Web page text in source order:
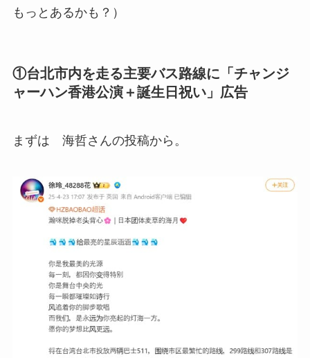
もっとあるかも？）
①台北市内を走る主要バス路線に「チャンジ
ャーハン香港公演＋誕生日祝い」広告
まずは 海哲さんの投稿から。